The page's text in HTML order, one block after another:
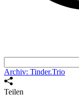
nach:
Archiv: Tinder.Trio
Teilen